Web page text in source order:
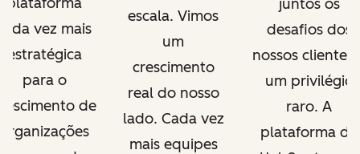
vez mais
estratégica
para o
de
organizações
escala. Vimos
um
crescimento
real do nosso
lado. Cada vez
mais equipes
juntos os
desafios dos
nossos clientes
um privilégio
raro. A
plataforma da